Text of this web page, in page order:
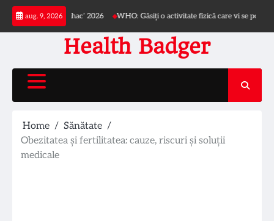
Skip
content
aug. 9, 2026
Iacob Czihac’ 2026 WHO: Găsiți o activitate fizică care vi se potrivește
Health Badger
Home
Sănătate
Obezitatea și fertilitatea: cauze, riscuri și soluții
medicale